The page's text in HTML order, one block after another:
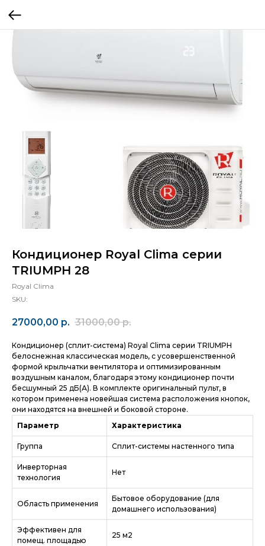
Кондиционер Royal Clima серии
TRIUMPH 28
Royal Clima
SKU:
27000,00 р. 31000,00 р.
Кондиционер (сплит-система) Royal Clima серии TRIUMPH
белоснежная классическая модель, с усовершенственной
формой крыльчатки вентилятора и оптимизированным
воздушным каналом, благодаря этому кондиционер почти
бесшумный 25 дБ(А). В комплекте оригинальный пульт, в
котором применена новейшая система расположения кнопок,
они находятся на внешней и боковой стороне.
Параметр
Характеристика
Группа Сплит-системы настенного типа
Инверторная
технология
Нет
Область применения
Бытовое оборудование (для
домашнего использования)
Эффективен для
помещ. площадью
25 м2